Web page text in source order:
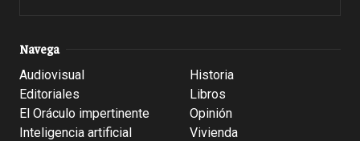
Navega
Audiovisual
Editoriales
El Oráculo impertinente
Inteligencia artificial
Historia
Libros
Opinión
Vivienda